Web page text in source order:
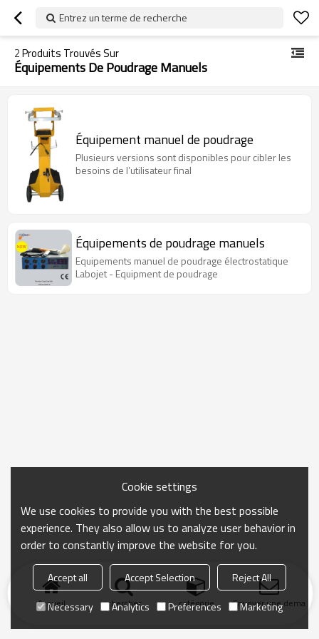
Entrez un terme de recherche
2Produits Trouvés Sur
Équipements De Poudrage Manuels
Équipement manuel de poudrage
Plusieurs versions sont disponibles pour cibler les
besoins de l’utilisateur final
Équipements de poudrage manuels
Equipements manuel de poudrage électrostatique
Labojet - Equipment de poudrage
Accueil chercher catégorie Envoyer une
Cookie settings
We use cookies to provide you with the best possible
experience. They also allow us to analyze user behavior in
order to constantly improve the website for you.
Accept all Accept Selection
Reject All
Necessary
Analytics Preferences Marketing